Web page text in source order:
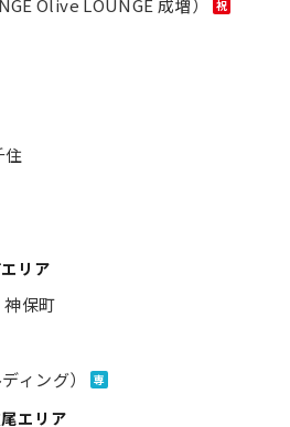
祝
住
リア
神保町
ィング） 専
エリア